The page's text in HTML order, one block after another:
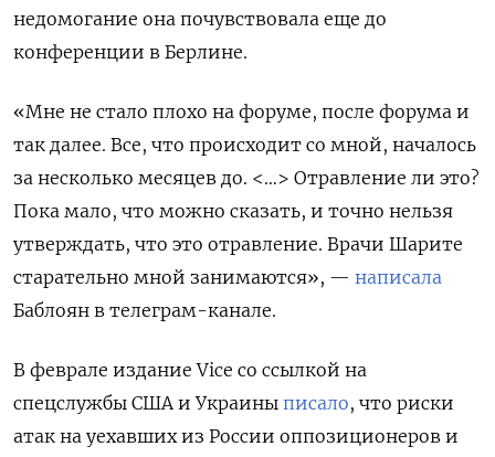
недомогание она почувствовала еще до
конференции в Берлине.
«Мне не стало плохо на форуме, после форума и
так далее. Все, что происходит со мной, началось
за несколько месяцев до. <…> Отравление ли это?
Пока мало, что можно сказать, и точно нельзя
утверждать, что это отравление. Врачи Шарите
старательно мной занимаются», — написала
Баблоян в телеграм-канале.
В феврале издание Vice со ссылкой на
спецслужбы США и Украины писало, что риски
атак на уехавших из России оппозиционеров и